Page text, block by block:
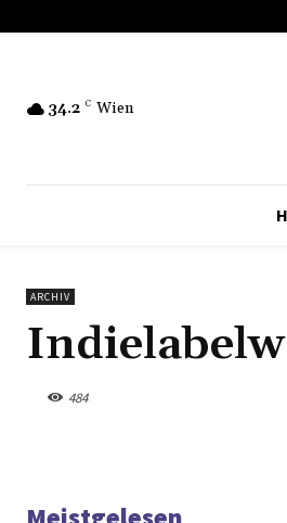
34.2 C Wien
ARCHIV
484